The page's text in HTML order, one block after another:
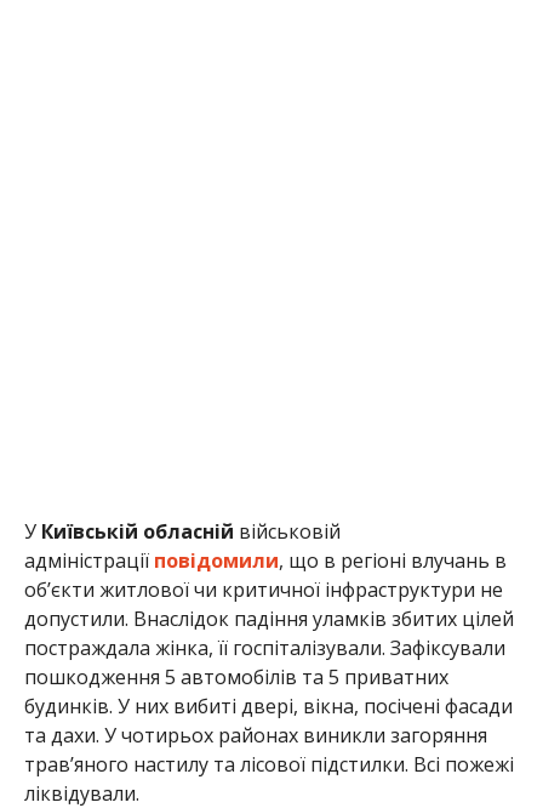
У Київській обласній військовій
адміністрації повідомили, що в регіоні влучань в
об’єкти житлової чи критичної інфраструктури не
допустили. Внаслідок падіння уламків збитих цілей
постраждала жінка, її госпіталізували. Зафіксували
пошкодження 5 автомобілів та 5 приватних
будинків. У них вибиті двері, вікна, посічені фасади
та дахи. У чотирьох районах виникли загоряння
трав’яного настилу та лісової підстилки. Всі пожежі
ліквідували.